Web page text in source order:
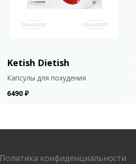
Ketish Dietish
Капсулы для похудения
6490 ₽
Политика конфиденциальности